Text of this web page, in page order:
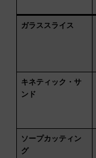
ガラススライス
キネティック・サ
ンド
ソープカッティン
グ